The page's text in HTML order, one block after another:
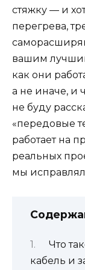
стяжку — и
перегрева,
вашим
как они
а не иначе, и
не буду
«передовые
работает на
реальных
мы
Что
кабель и